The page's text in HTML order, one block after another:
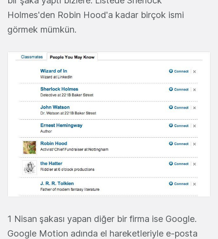
Holmes'den Robin Hood'a kadar birçok ismi
görmek mümkün.
1 Nisan şakası yapan diğer bir firma ise Google.
Google Motion adında el hareketleriyle e-posta